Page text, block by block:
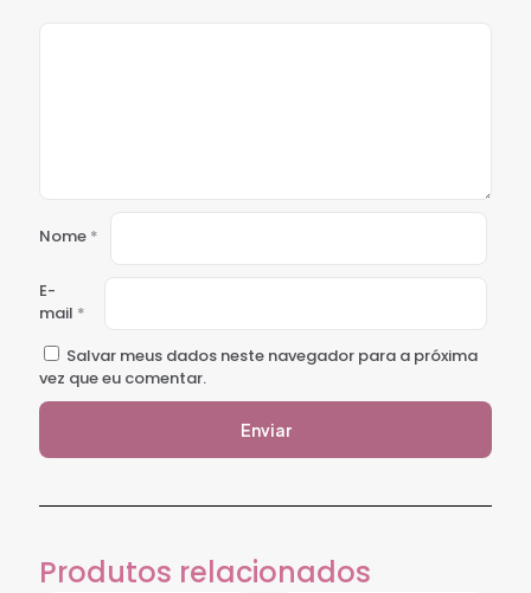
Nome *
E-
mail *
Salvar meus dados neste navegador para a próxima
vez que eu comentar.
Produtos relacionados